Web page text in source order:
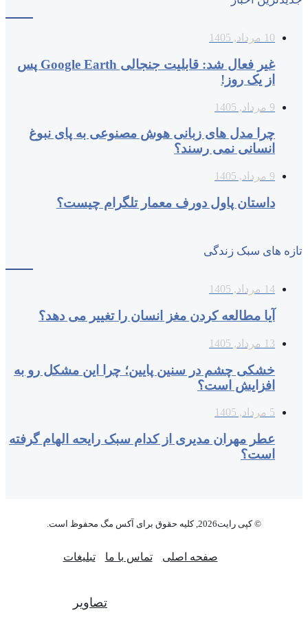
10 مرداد, 1405
غیر فعال شد: قابلیت جنجالی Google Earth پس
از یک روز!
9 مرداد, 1405
چرا مدل‌ های زبانی هوش مصنوعی به پای نبوغ
انسانی نمی‌ رسند؟
9 مرداد, 1405
داستان پاول دورف معمار تلگرام چیست؟
تازه های سبک زندگی
14 مرداد, 1405
آیا مطالعه کردن مغز انسان را تغییر می‌ دهد؟
13 مرداد, 1405
خشکی چشم در سنین پایین؛ چرا این مشکل رو به
افزایش است؟
5 مرداد, 1405
عطر مهران مدیری از کدام سبک رایحه الهام گرفته
است؟
© کپی رایت2026, کلیه حقوق برای آکس مگ محفوظ است.
صفحه اصلی تماس با ما تبلیغات
تصاویر